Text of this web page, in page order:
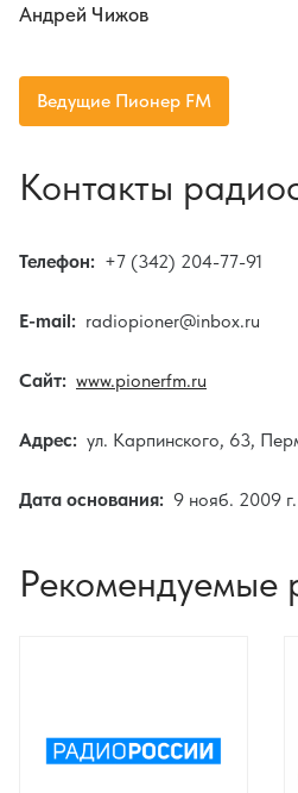
Андрей Чижов
Ведущие Пионер FM
Контакты
Телефон: +7 (342) 204-77-91
E-mail: radiopioner@inbox.ru
Сайт: www.pionerfm.ru
Адрес: ул. Карпинского, 63,
Дата основания: 9 нояб. 2009 г.
Рекомендуемые